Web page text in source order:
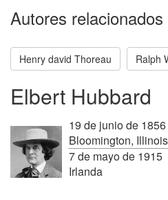
Autores relacionados
Henry david Thoreau Ralph
Elbert Hubbard
19 de junio de 1856
Bloomington,
7 de mayo de 1915
Irlanda